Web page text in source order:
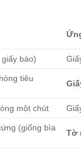
báo)
tiêu
một chút
(giống bìa
Tờ